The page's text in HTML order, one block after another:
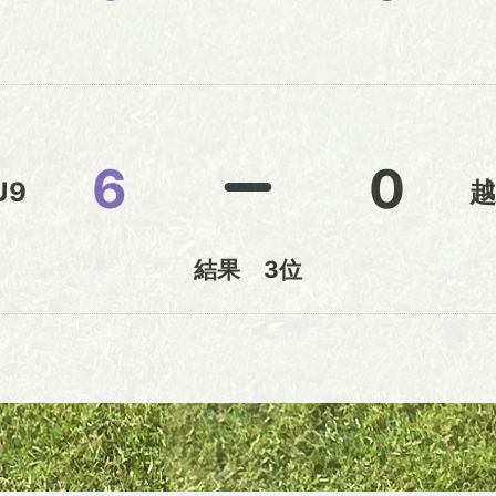
6 0
結果 3位